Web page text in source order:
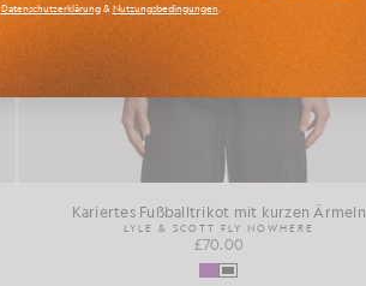
Kariertes Fußballtrikot mit kurzen Ärmeln
LYLE & SCOTT FLY NOWHERE
£70.00
Datenschutzerklärung&Nutzungsbedingungen.